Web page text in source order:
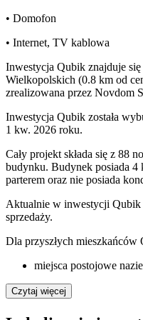
• Domofon
• Internet, TV kablowa
Inwestycja Qubik znajduje
Wielkopolskich (0.8 km od
zrealizowana przez Novdom
Inwestycja Qubik została
1 kw. 2026 roku.
Cały projekt składa się z 88
budynku. Budynek posiada 4
parterem oraz nie posiada
Aktualnie w inwestycji Qubik
sprzedaży.
Dla przyszłych mieszkańców
miejsca postojowe
Czytaj więcej